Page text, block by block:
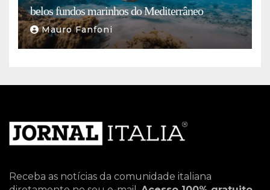
belos fundos marinhos do Mediterrâneo
Mauro Fanfoni
Receba as notícias da comunidade italiana